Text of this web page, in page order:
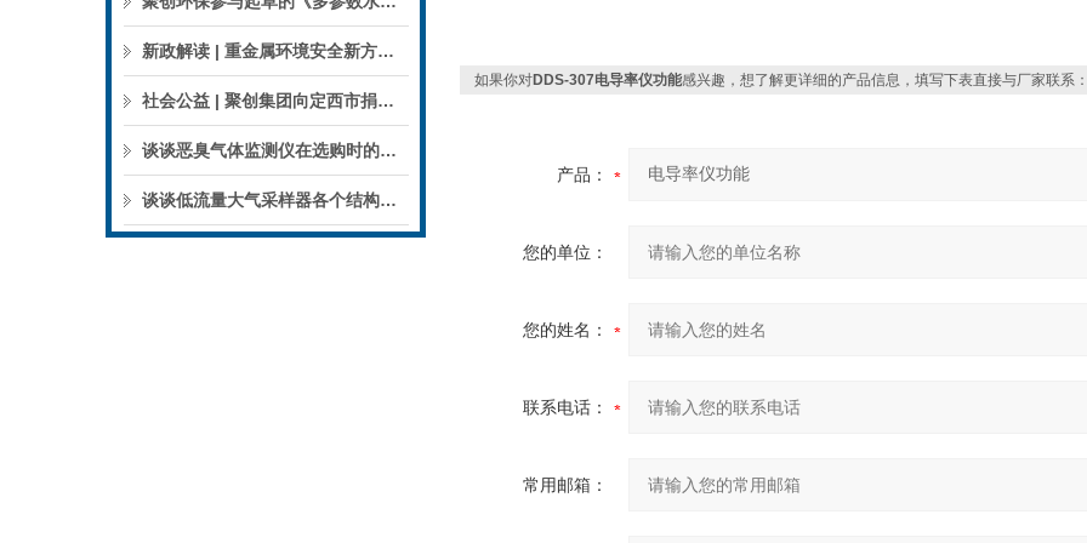
新政解读 | 重金属环境安全新方案来了，聚焦5省21市！
社会公益 | 聚创集团向定西市捐赠检验检测仪器设备
谈谈恶臭气体监测仪在选购时的建议和指南
谈谈低流量大气采样器各个结构的特点
如果你对DDS-307电导率仪功能感兴趣，想了解更详细的产品信息，填写下表直接与厂家联系
产品：
您的单位：
您的姓名：
联系电话：
常用邮箱：